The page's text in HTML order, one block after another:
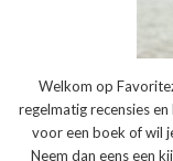
Welkom op
regelmatig recensies
voor een boek of wil
Neem dan eens een